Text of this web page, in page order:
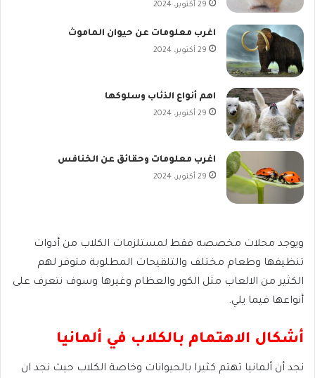
29 أكتوبر، 2024
اغرب معلومات عن حيوان الماموث
29 أكتوبر، 2024
اهم أنواع الذئاب وسلوكها
29 أكتوبر، 2024
اغرب معلومات وحقائق عن الخنافس
29 أكتوبر، 2024
ويوجد محلات مخصصه فقط لمستلزمات الكلاب من أدوات
تنظيفها وطعام مختلف والتلقيحات المطلوبة متوفر لهم
الكثير من الالعاب مثل الكور والعظام وغيرها وسوف نتعرف على
أنواعها فيما يلي.
أشكال الاهتمام بالكلاب في ألمانيا
نجد أن ألمانيا تهتم كثيرا بالحيوانات وخاصة الكلاب حيث نجد ان